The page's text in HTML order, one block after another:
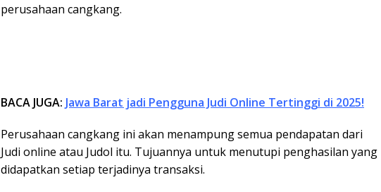
perusahaan cangkang.
BACA JUGA: Jawa Barat jadi Pengguna Judi Online Tertinggi di 2025!
Perusahaan cangkang ini akan menampung semua pendapatan dari
Judi online atau Judol itu. Tujuannya untuk menutupi penghasilan yang
didapatkan setiap terjadinya transaksi.